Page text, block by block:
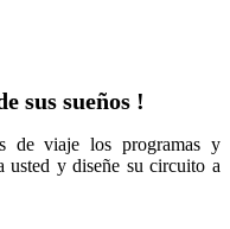
sus sueños !
de viaje los programas y
usted y diseñe su circuito a